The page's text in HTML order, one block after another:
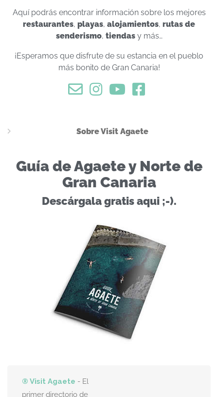
Aquí podrás encontrar información sobre los mejores
restaurantes, playas, alojamientos, rutas de
senderismo, tiendasy más…
¡Esperamos que disfrute de su estancia en el pueblo
más bonito de Gran Canaria!
Sobre Visit Agaete
Guía de Agaete y Norte de
Gran Canaria
Descárgala gratis aqui ;-).
® Visit Agaete - El
primer directorio de